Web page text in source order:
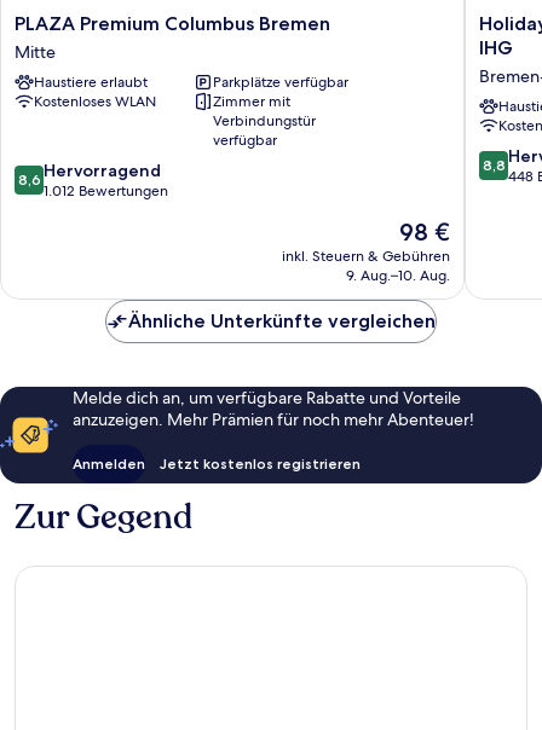
PLAZA
Premium
Columbus
Bremen
Mitte
PLAZA Premium Columbus Bremen
Mitte
Haustiere erlaubt
Parkplätze verfügbar
Kostenloses WLAN
Zimmer mit
Verbindungstür
verfügbar
8.6
von
8,6 Hervorragend
1.012 Bewertungen
Der
Preis
beträgt
98 €
inkl. Steuern & Gebühren
9. Aug.–10. Aug.
Holiday
Inn
the
niu,
Crusoe
Bremen
Airport
IHG
8.8
von
8,8
448
Ähnliche Unterkünfte vergleichen
Melde dich an, um verfügbare Rabatte und Vorteile
anzuzeigen. Mehr Prämien für noch mehr Abenteuer!
Anmelden Jetzt kostenlos registrieren
Zur Gegend